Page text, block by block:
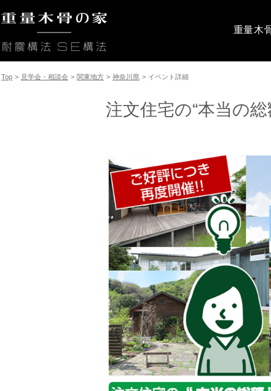
重量木
Top > 見学会・相談会 > 関東地方 > 神奈川県 > イベント詳細
注文住宅の“本当の